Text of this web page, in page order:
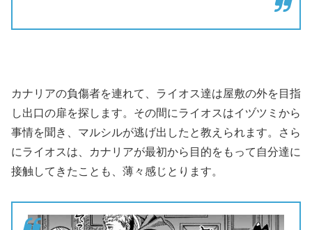
カナリアの負傷者を連れて、ライオス達は屋敷の外を目指
し出口の扉を探します。その間にライオスはイヅツミから
事情を聞き、マルシルが逃げ出したと教えられます。さら
にライオスは、カナリアが最初から目的をもって自分達に
接触してきたことも、薄々感じとります。